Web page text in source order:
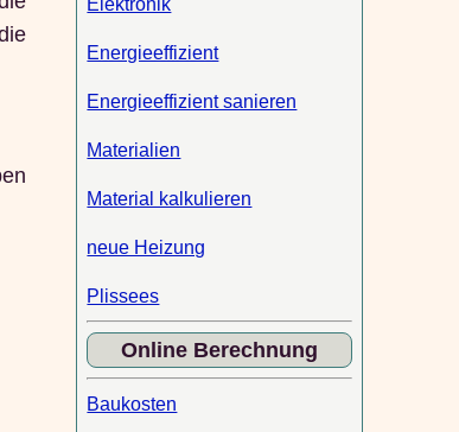
Elektronik
Energieeffizient
Energieeffizient sanieren
Materialien
Material kalkulieren
neue Heizung
Plissees
Online Berechnung
Baukosten